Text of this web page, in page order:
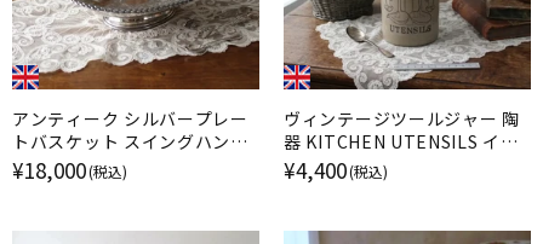
アンティーク シルバープレー
トバスケット スイングハンド
ル EPNS 銀メッキ イギリス
¥18,000(税込)
ヴィンテージツールジャー 陶
器 KITCHEN UTENSILS イギ
リス
¥4,400(税込)